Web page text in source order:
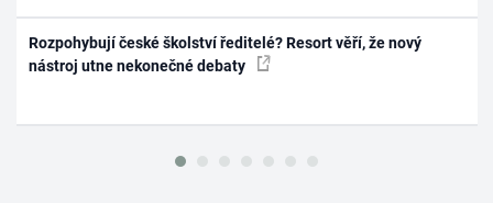
Rozpohybují české školství ředitelé? Resort věří, že nový
nástroj utne nekonečné debaty